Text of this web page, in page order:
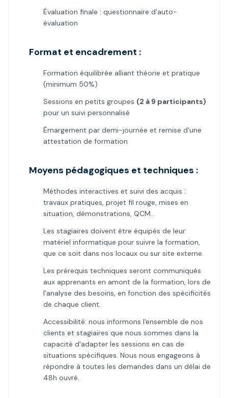
Évaluation finale : questionnaire d'auto-
évaluation
Format et encadrement :
Formation équilibrée alliant théorie et pratique
(minimum 50%)
Sessions en petits groupes (2 à 9 participants)
pour un suivi personnalisé
Émargement par demi-journée et remise d'une
attestation de formation
Moyens pédagogiques et techniques :
Méthodes interactives et suivi des acquis :
travaux pratiques, projet fil rouge, mises en
situation, démonstrations, QCM…
Les stagiaires doivent être équipés de leur
matériel informatique pour suivre la formation,
que ce soit dans nos locaux ou sur site externe.
Les prérequis techniques seront communiqués
aux apprenants en amont de la formation, lors de
l'analyse des besoins, en fonction des spécificités
de chaque client.
Accessibilité: nous informons l'ensemble de nos
clients et stagiaires que nous sommes dans la
capacité d'adapter les sessions en cas de
situations spécifiques. Nous nous engageons à
répondre à toutes les demandes dans un délai de
48h ouvré.